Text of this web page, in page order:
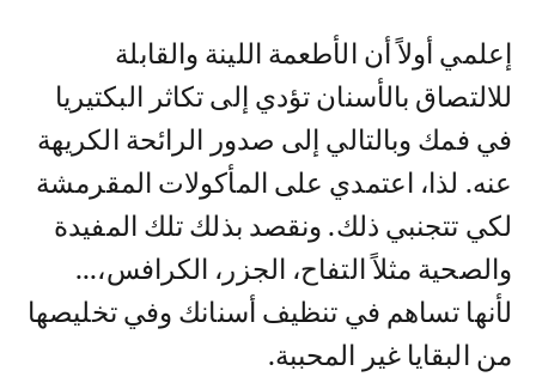
إعلمي أولاً أن الأطعمة اللينة والقابلة
للالتصاق بالأسنان تؤدي إلى تكاثر البكتيريا
في فمك وبالتالي إلى صدور الرائحة الكريهة
عنه. لذا، اعتمدي على المأكولات المقرمشة
لكي تتجنبي ذلك. ونقصد بذلك تلك المفيدة
والصحية مثلاً التفاح، الجزر، الكرافس،...
لأنها تساهم في تنظيف أسنانك وفي تخليصها
من البقايا غير المحببة.